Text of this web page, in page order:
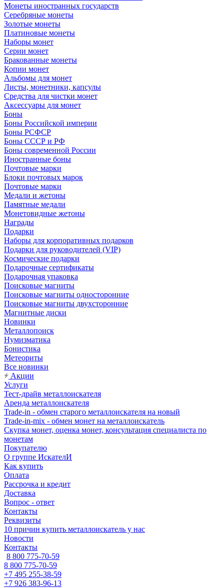
Монеты иностранных государств
Серебряные монеты
Золотые монеты
Платиновые монеты
Наборы монет
Серии монет
Бракованные монеты
Копии монет
Альбомы для монет
Листы, монетники, капсулы
Средства для чистки монет
Аксессуары для монет
Боны
Боны Российской империи
Боны РСФСР
Боны СССР и РФ
Боны современной России
Иностранные боны
Почтовые марки
Блоки почтовых марок
Почтовые марки
Медали и жетоны
Памятные медали
Монетовидные жетоны
Награды
Подарки
Наборы для корпоративных подарков
Подарки для руководителей (VIP)
Космические подарки
Подарочные сертификаты
Подарочная упаковка
Поисковые магниты
Поисковые магниты односторонние
Поисковые магниты двухсторонние
Магнитные диски
Новинки
Металлопоиск
Нумизматика
Бонистика
Метеориты
Все новинки
Акции
Услуги
Тест-драйв металлоискателя
Аренда металлоискателя
Trade-in - обмен старого металлоискателя на новый
Trade-in-mix - обмен монет на металлоискатель
Скупка монет, оценка монет, консультация специалиста по
монетам
Покупателю
О группе ИскателИ
Как купить
Оплата
Рассрочка и кредит
Доставка
Вопрос - ответ
Контакты
Реквизиты
10 причин купить металлоискатель у нас
Новости
Контакты
8 800 775-70-59
8 800 775-70-59
+7 495 255-38-59
+7 926 383-96-13